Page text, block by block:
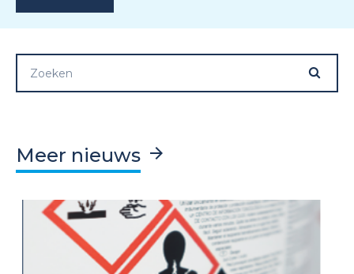
Meer nieuws